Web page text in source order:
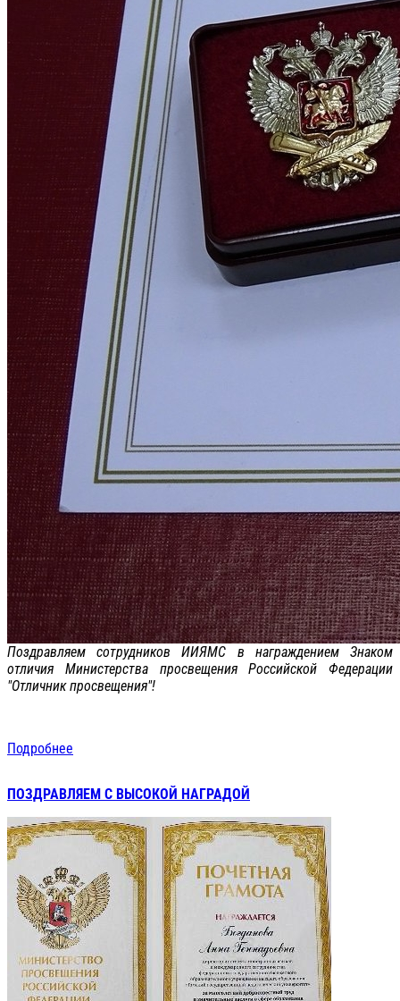
Поздравляем сотрудников ИИЯМС в награждением Знаком
отличия Министерства просвещения Российской Федерации
"Отличник просвещения"!
Подробнее
ПОЗДРАВЛЯЕМ С ВЫСОКОЙ НАГРАДОЙ